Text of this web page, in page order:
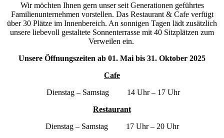
Wir möchten Ihnen gern unser seit Generationen geführtes
Familienunternehmen vorstellen. Das Restaurant & Cafe verfügt
über 30 Plätze im Innenbereich. An sonnigen Tagen lädt zusätzlich
unsere liebevoll gestaltete Sonnenterrasse mit 40 Sitzplätzen zum
Verweilen ein.
Unsere Öffnungszeiten ab 01. Mai bis 31. Oktober 2025
Cafe
Dienstag – Samstag 14 Uhr – 17 Uhr
Restaurant
Dienstag – Samstag 17 Uhr – 20 Uhr